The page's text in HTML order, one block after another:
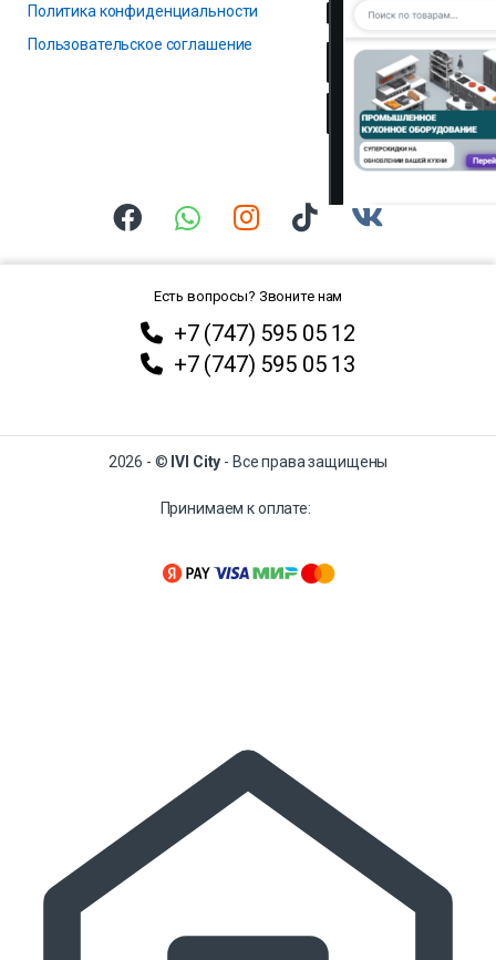
Политика конфиденциальности
Пользовательское соглашение
Есть вопросы? Звоните нам
+7 (747) 595 05 12
+7 (747) 595 05 13
2026 - © IVI City - Все права защищены
Принимаем к оплате: